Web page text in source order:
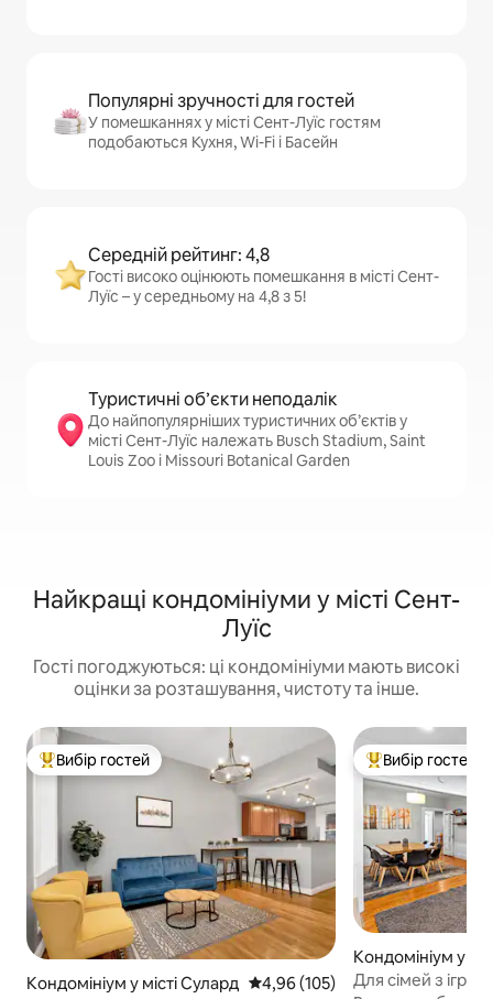
Популярні зручності для гостей
У помешканнях у місті Сент-Луїс гостям
подобаються Кухня, Wi-Fi і Басейн
Середній рейтинг: 4,8
Гості високо оцінюють помешкання в місті Сент-
Луїс – у середньому на 4,8 з 5!
Туристичні об’єкти неподалік
До найпопулярніших туристичних об’єктів у
місті Сент-Луїс належать Busch Stadium, Saint
Louis Zoo і Missouri Botanical Garden
Найкращі кондомініуми у місті Сент-
Луїс
Гості погоджуються: ці кондомініуми мають високі
оцінки за розташування, чистоту та інше.
Топ вибір гостей
Вибір гостей
Кондомініум у місті Сулард Середня оцінка: 4,96 з 5,
4,96 (105)
Топ вибір гостей
Вибір гостей
Кондомініум у
уїс
Для сімей з